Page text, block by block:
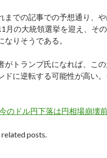
までの記事での予想通り、
月の大統領選挙を迎え、そ
なりそうである。
がトランプ氏になれば、こ
ドに逆転する可能性が高い
のドル円下落は円相場崩壊
posts.